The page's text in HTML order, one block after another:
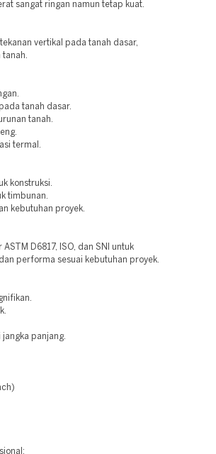
sangat ringan namun tetap kuat.
vertikal pada tanah dasar,
tanah dasar.
tanah.
termal.
konstruksi.
timbunan.
kebutuhan proyek.
D6817, ISO, dan SNI untuk
performa sesuai kebutuhan proyek.
panjang.